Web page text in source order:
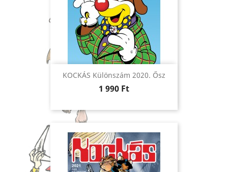
KOCKÁS Különszám 2020. Ősz
Ár
1 990 Ft